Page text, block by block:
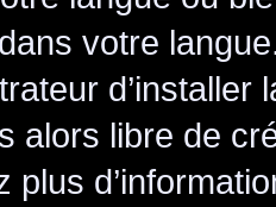
votre
alors libre de
plus